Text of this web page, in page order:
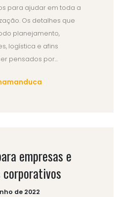
para ajudar em toda a
Os detalhes que
planejamento,
logística e afins
pensados por...
empresas e
corporativos
de 2022